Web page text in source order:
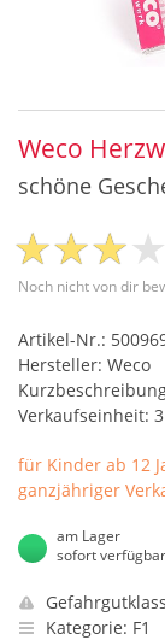
Weco
schöne
Noch nicht von dir
Artikel-Nr.:
Hersteller: Weco
Verkaufseinheit:
für Kinder ab 12
ganzjähriger
am Lager
sofort verfügbar
Kategorie: F1